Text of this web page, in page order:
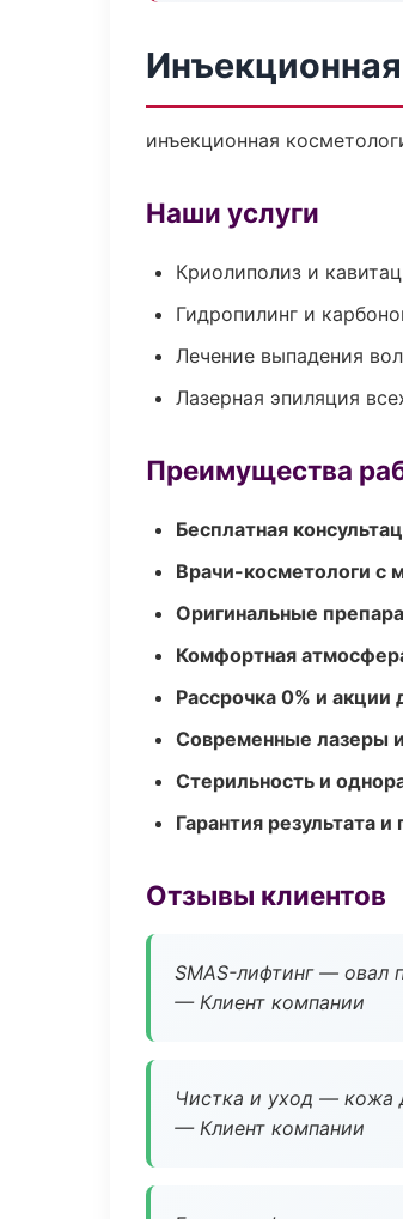
инъекционная
Наши услуги
Криолиполиз и
Гидропилинг и
Лечение выпадения
Лазерная эпиляция
Преимущества
Бесплатная
Врачи-косметологи с
Оригинальные
Комфортная
Рассрочка 0% и акции
Современные лазеры
Стерильность и
Гарантия результата
Отзывы клиентов
SMAS-лифтинг — овал
— Клиент компании
Чистка и уход — кожа
— Клиент компании